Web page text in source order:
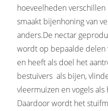
hoeveelheden
smaakt bijenhoning van
anders.De nectar
wordt op bepaalde delen
en heeft als doel het
bestuivers als bijen,
vleermuizen en vogels
Daardoor wordt het